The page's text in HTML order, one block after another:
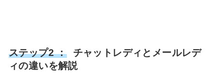
ステップ2 ：チャットレディとメールレデ
ィの違いを解説